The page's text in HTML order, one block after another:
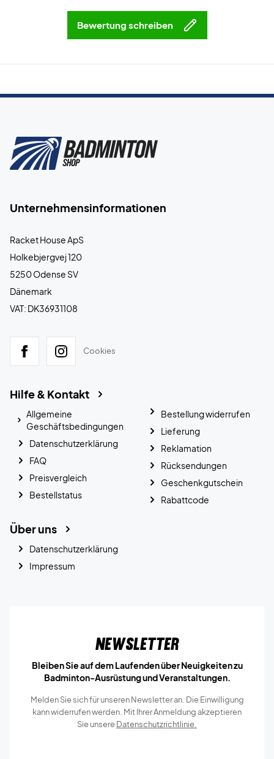
Bewertung schreiben
Unternehmensinformationen
Racket House ApS
Holkebjergvej 120
5250 Odense SV
Dänemark
VAT: DK36931108
Cookies
Hilfe & Kontakt
Allgemeine
Geschäftsbedingungen
Datenschutzerklärung
FAQ
Preisvergleich
Bestellstatus
Bestellung widerrufen
Lieferung
Reklamation
Rücksendungen
Geschenkgutschein
Rabattcode
Über uns
Datenschutzerklärung
Impressum
Newsletter
Bleiben Sie auf dem Laufenden über Neuigkeiten zu
Badminton-Ausrüstung und Veranstaltungen.
Melden Sie sich für unseren Newsletter an. Die Einwilligung
kann widerrufen werden. Mit Ihrer Anmeldung akzeptieren
Sie unsereDatenschutzrichtlinie.